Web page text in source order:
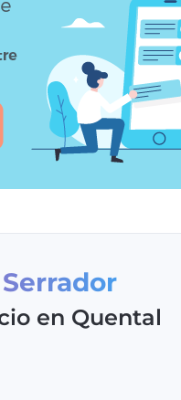
en Quental